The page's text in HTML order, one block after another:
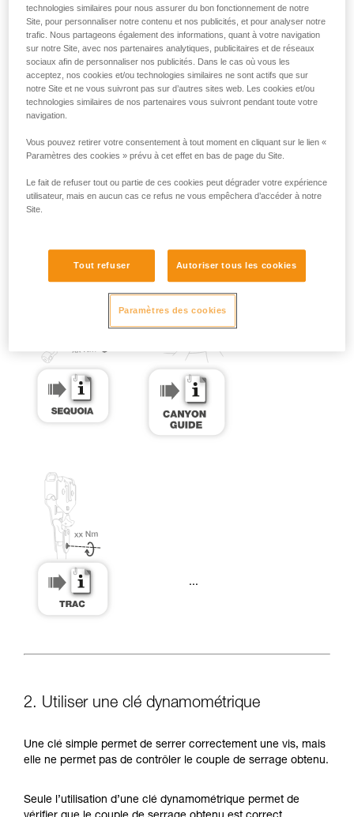
...
2. Utiliser une clé dynamométrique
Une clé simple permet de serrer correctement une vis, mais
elle ne permet pas de contrôler le couple de serrage obtenu.
Seule l’utilisation d’une clé dynamométrique permet de
technologies similaires pour nous assurer du bon fonctionnement de notre
Site, pour personnaliser notre contenu et nos publicités, et pour analyser notre
trafic. Nous partageons également des informations, quant à votre navigation
sur notre Site, avec nos partenaires analytiques, publicitaires et de réseaux
sociaux afin de personnaliser nos publicités. Dans le cas où vous les
acceptez, nos cookies et/ou technologies similaires ne sont actifs que sur
notre Site et ne vous suivront pas sur d’autres sites web. Les cookies et/ou
technologies similaires de nos partenaires vous suivront pendant toute votre
navigation.
Vous pouvez retirer votre consentement à tout moment en cliquant sur le lien «
Paramètres des cookies » prévu à cet effet en bas de page du Site.
Le fait de refuser tout ou partie de ces cookies peut dégrader votre expérience
utilisateur, mais en aucun cas ce refus ne vous empêchera d’accéder à notre
Site.
Tout refuser Autoriser tous les cookies
Paramètres des cookies